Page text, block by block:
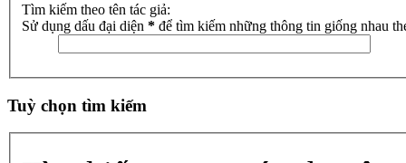
Tìm kiếm theo tên tác giả:
Sử dụng dấu đại diện * để tìm kiếm những thông tin giống nhau
Tuỳ chọn tìm kiếm